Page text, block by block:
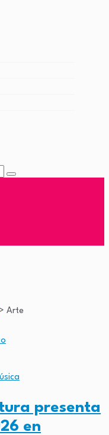
Arte
presenta
en